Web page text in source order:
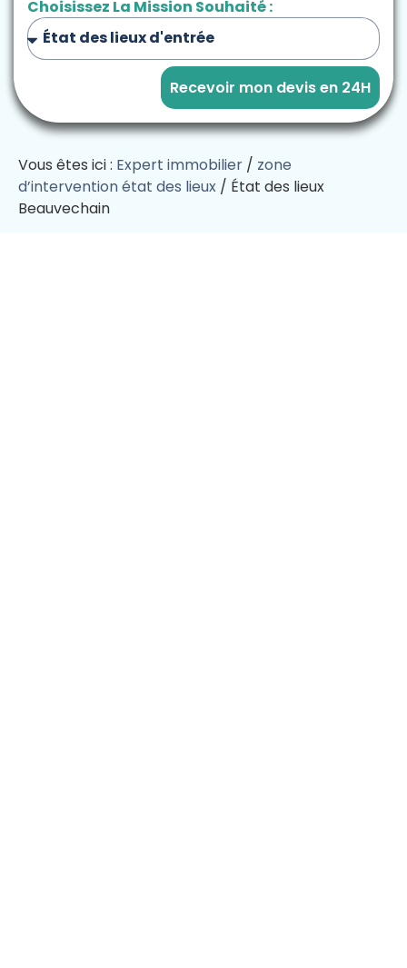
Choisissez La Mission Souhaité :
Recevoir mon devis en 24H
Vous êtes ici : Expert immobilier / zone
d’intervention état des lieux / État des lieux
Beauvechain